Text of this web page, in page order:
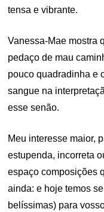
tensa e vibrante.
Vanessa-Mae mostra
pedaço de mau
pouco quadradinha e
sangue na
esse senão.
Meu interesse maior,
estupenda, incorreta
espaço composições
ainda: e hoje temos
belíssimas) para